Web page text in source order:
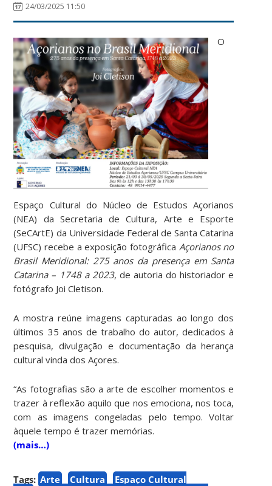
24/03/2025 11:50
O
Espaço Cultural do Núcleo de Estudos Açorianos
(NEA) da Secretaria de Cultura, Arte e Esporte
(SeCArtE) da Universidade Federal de Santa Catarina
(UFSC) recebe a exposição fotográfica Açorianos no
Brasil Meridional: 275 anos da presença em Santa
Catarina – 1748 a 2023, de autoria do historiador e
fotógrafo Joi Cletison.
A mostra reúne imagens capturadas ao longo dos
últimos 35 anos de trabalho do autor, dedicados à
pesquisa, divulgação e documentação da herança
cultural vinda dos Açores.
“As fotografias são a arte de escolher momentos e
trazer à reflexão aquilo que nos emociona, nos toca,
com as imagens congeladas pelo tempo. Voltar
àquele tempo é trazer memórias.
(mais…)
Tags: Arte Cultura
Espaço Cultural